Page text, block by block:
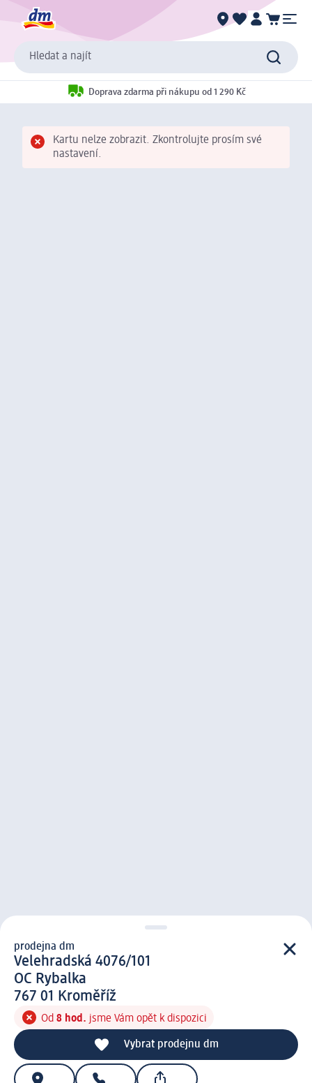
Hledat a najít
Doprava zdarma při nákupu od 1 290 Kč
Kartu nelze zobrazit. Zkontrolujte prosím své
nastavení.
prodejna d m
prodejna dm
Velehradská 4076/101
OC Rybalka
7 6 7 0 1
767 01 Kroměříž
Od 8 hod. jsme Vám opět k dispozici
Vybrat prodejnu dm